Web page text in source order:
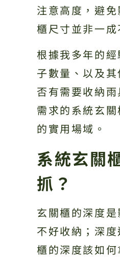
注意高度，避
櫃尺寸並非一
根據我多年的
子數量、以及
否有需要收納
需求的系統玄
的實用場域。
系統玄關
抓？
玄關櫃的深度
不好收納；深
櫃的深度該如